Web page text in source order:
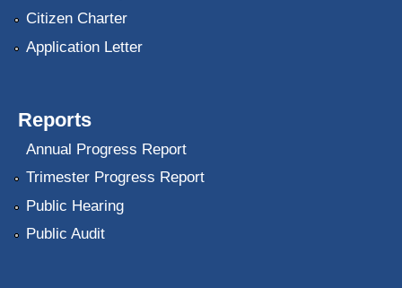
Citizen Charter
Application Letter
Reports
Annual Progress Report
Trimester Progress Report
Public Hearing
Public Audit